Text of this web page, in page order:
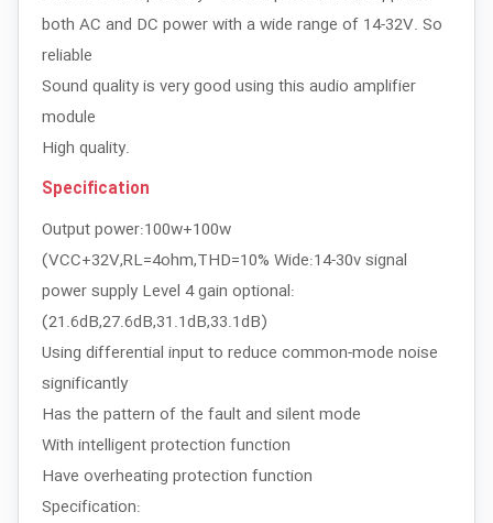
both AC and DC power with a wide range of 14-32V. So
reliable
Sound quality is very good using this audio amplifier
module
High quality.
Specification
Output power:100w+100w
(VCC+32V,RL=4ohm,THD=10% Wide:14-30v signal
power supply Level 4 gain optional:
(21.6dB,27.6dB,31.1dB,33.1dB)
Using differential input to reduce common-mode noise
significantly
Has the pattern of the fault and silent mode
With intelligent protection function
Have overheating protection function
Specification: